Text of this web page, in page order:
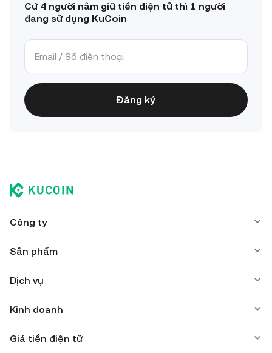
Cứ 4 người nắm giữ tiền điện tử thì 1 người
đang sử dụng KuCoin
Đăng ký
Công ty
Sản phẩm
Dịch vụ
Kinh doanh
Giá tiền điện tử